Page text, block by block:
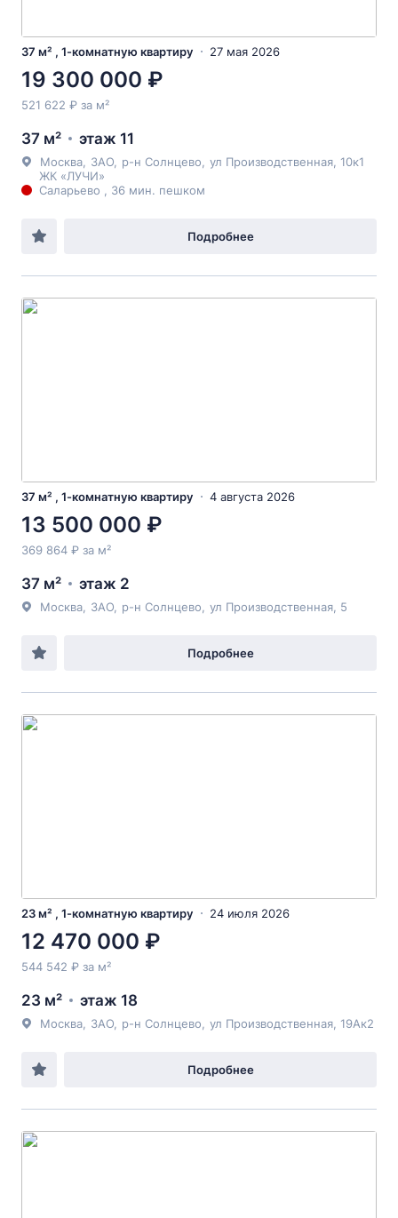
37 м² , 1-комнатную квартиру 27 мая 2026
19 300 000 ₽
521 622 ₽ за м²
37 м² этаж 11
Москва ЗАО р-н Солнцево ул Производственная , 10к1
ЖК «ЛУЧИ»
Саларьево , 36 мин. пешком
Подробнее
37 м² , 1-комнатную квартиру 4 августа 2026
13 500 000 ₽
369 864 ₽ за м²
37 м² этаж 2
Москва ЗАО р-н Солнцево ул Производственная , 5
Подробнее
23 м² , 1-комнатную квартиру 24 июля 2026
12 470 000 ₽
544 542 ₽ за м²
23 м² этаж 18
Москва ЗАО р-н Солнцево ул Производственная , 19Ак2
Подробнее